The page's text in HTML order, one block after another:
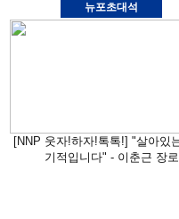
뉴포초대석
[NNP 웃자!하자!톡톡!] "살아있
기적입니다" - 이춘근 장로